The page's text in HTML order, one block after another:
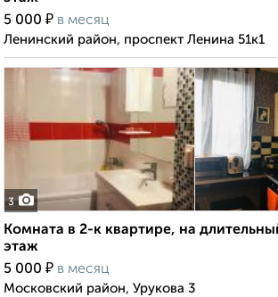
5 000 ₽ в месяц
Ленинский район, проспект Ленина 51к1
3
Комната в 2-к квартире, на
этаж
5 000 ₽ в месяц
Московский район, Урукова 3